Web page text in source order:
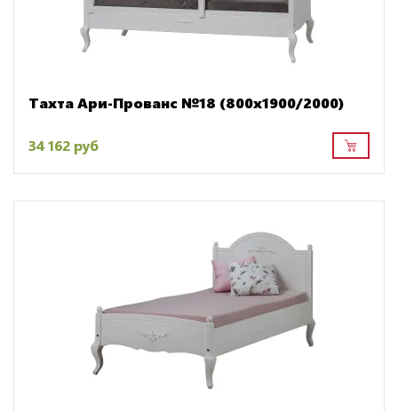
Тахта Ари-Прованс №18 (800х1900/2000)
34 162 руб